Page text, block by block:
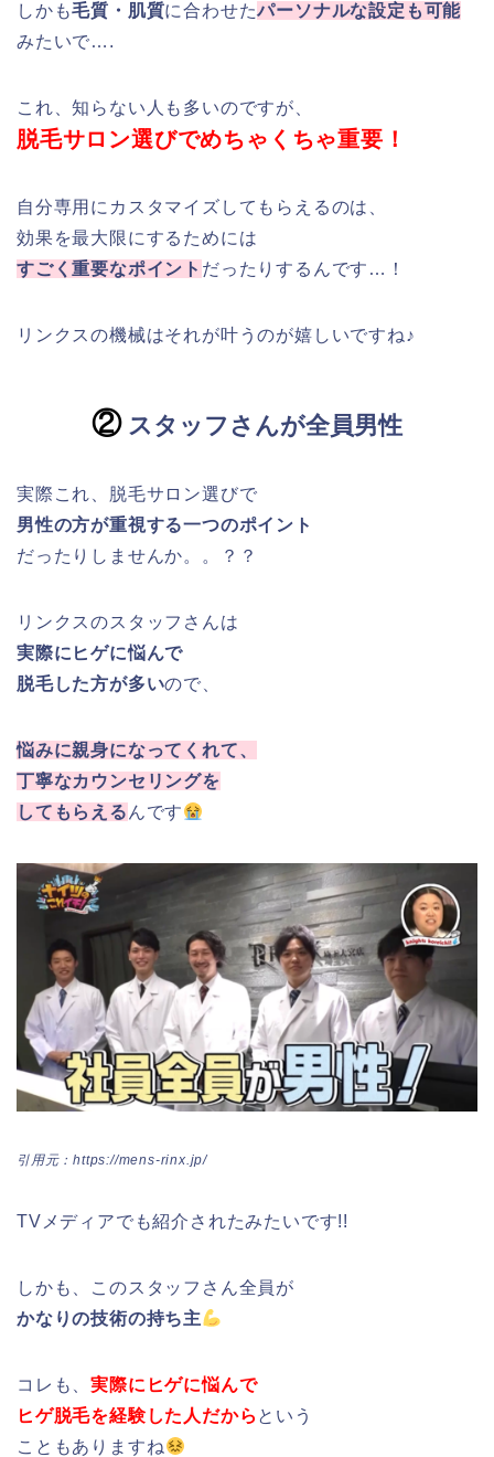
しかも毛質・肌質に合わせたパーソナルな設定も可能
みたいで….
これ、知らない人も多いのですが、
脱毛サロン選びでめちゃくちゃ重要！
自分専用にカスタマイズしてもらえるのは、
効果を最大限にするためには
すごく重要なポイント だったりするんです…！
リンクスの機械はそれが叶うのが嬉しいですね♪
②スタッフさんが全員男性
実際これ、脱毛サロン選びで
男性の方が重視する一つのポイント
だったりしませんか。。？？
リンクスのスタッフさんは
実際にヒゲに悩んで
脱毛した方が多いので、
悩みに親身になってくれて、
丁寧なカウンセリングを
してもらえる んです
引用元：https://mens-rinx.jp/
TVメディアでも紹介されたみたいです!!
しかも、このスタッフさん全員が
かなりの技術の持ち主
コレも、実際にヒゲに悩んで
ヒゲ脱毛を経験した人だから という
こともありますね